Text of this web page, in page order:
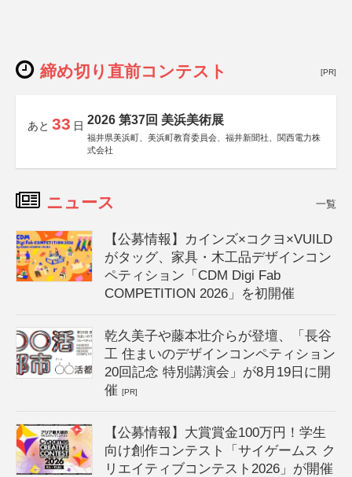
締め切り直前コンテスト [PR]
あと 33 日 2026 第37回 美浜美術展
福井県美浜町、美浜町教育委員会、福井新聞社、関西電力株
式会社
ニュース 一覧
【公募情報】カインズ×コクヨ×VUILD
がタッグ、家具・木工品デザインコン
ペティション「CDM Digi Fab
COMPETITION 2026」を初開催
乾久美子や藤本壮介らが登壇、「長谷
工 住まいのデザインコンペティション
20回記念 特別講演会」が8月19日に開
催[PR]
【公募情報】大賞賞金100万円！学生
向け創作コンテスト「サイゲームス ク
リエイティブコンテスト2026」が開催